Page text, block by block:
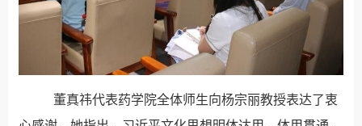
董真祎代表药学院全体师生向杨宗丽教授表达了衷